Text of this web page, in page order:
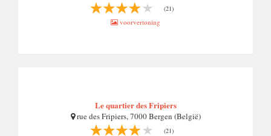
(21)
voorvertoning
Le quartier des Fripiers
rue des Fripiers, 7000 Bergen (België)
(21)